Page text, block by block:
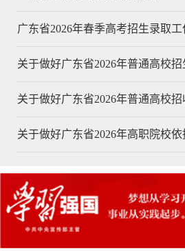
广东省2026年春季高考招生录取工
关于做好广东省2026年普通高校
关于做好广东省2026年普通高校
关于做好广东省2026年高职院校依